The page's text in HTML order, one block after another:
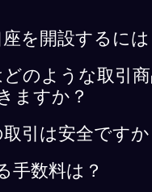
を開設するには
どのような取引
ますか？
引は安全ですか
手数料は？